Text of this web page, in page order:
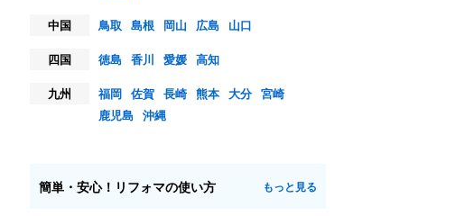
中国
鳥取 島根 岡山 広島
山口
四国
徳島 香川 愛媛 高知
九州
福岡 佐賀 長崎 熊本 大分 宮崎
鹿児島 沖縄
簡単・安心！リフォマの使い方 もっと見る